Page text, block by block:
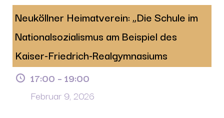
Neuköllner Heimatverein: „Die Schule im
Nationalsozialismus am Beispiel des
Kaiser-Friedrich-Realgymnasiums
17:00 – 19:00
Februar 9, 2026